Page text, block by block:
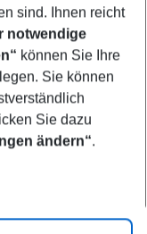
sind. Ihnen reicht
notwendige
können Sie Ihre
Sie können
Sie dazu
ändern“.